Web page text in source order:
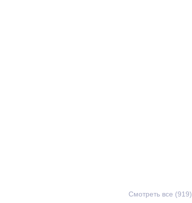
Смотреть все (919)